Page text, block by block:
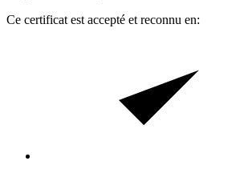
Ce certificat est accepté et reconnu en: